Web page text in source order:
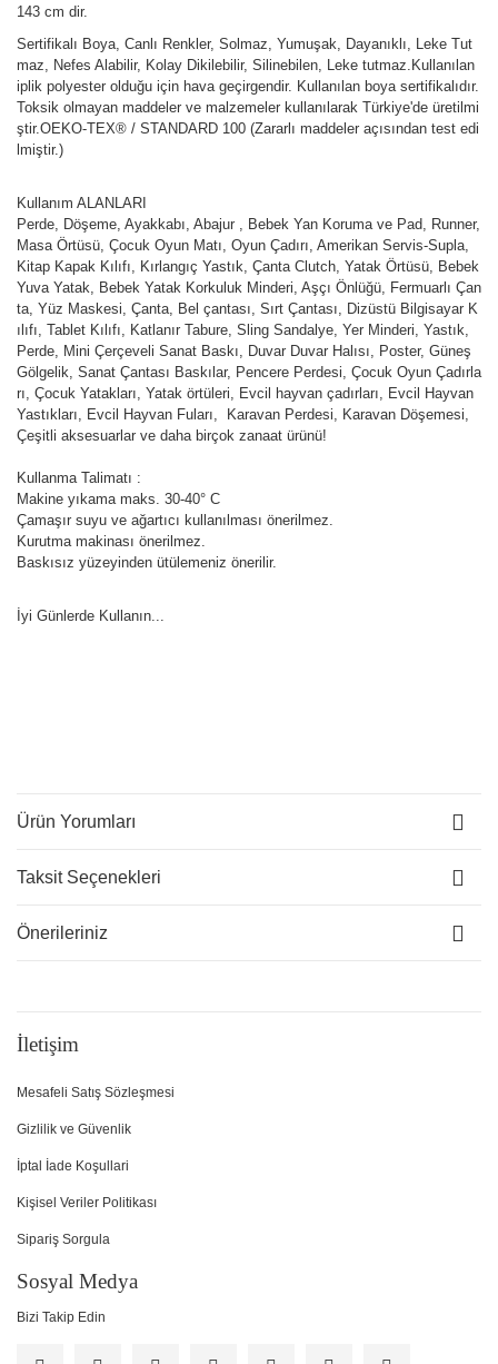
143 cm dir.
Sertifikalı Boya, Canlı Renkler, Solmaz, Yumuşak, Dayanıklı, Leke Tut
maz, Nefes Alabilir, Kolay Dikilebilir, Silinebilen, Leke tutmaz.Kullanılan
iplik polyester olduğu için hava geçirgendir. Kullanılan boya sertifikalıdır.
Toksik olmayan maddeler ve malzemeler kullanılarak Türkiye'de üretilmi
ştir.OEKO-TEX® / STANDARD 100 (Zararlı maddeler açısından test edi
lmiştir.)
Kullanım ALANLARI
Perde, Döşeme, Ayakkabı, Abajur , Bebek Yan Koruma ve Pad, Runner,
Masa Örtüsü, Çocuk Oyun Matı, Oyun Çadırı, Amerikan Servis-Supla,
Kitap Kapak Kılıfı, Kırlangıç Yastık, Çanta Clutch, Yatak Örtüsü, Bebek
Yuva Yatak, Bebek Yatak Korkuluk Minderi, Aşçı Önlüğü, Fermuarlı Çan
ta, Yüz Maskesi, Çanta, Bel çantası, Sırt Çantası, Dizüstü Bilgisayar K
ılıfı, Tablet Kılıfı, Katlanır Tabure, Sling Sandalye, Yer Minderi, Yastık,
Perde, Mini Çerçeveli Sanat Baskı, Duvar Duvar Halısı, Poster, Güneş
Gölgelik, Sanat Çantası Baskılar, Pencere Perdesi, Çocuk Oyun Çadırla
rı, Çocuk Yatakları, Yatak örtüleri, Evcil hayvan çadırları, Evcil Hayvan
Yastıkları, Evcil Hayvan Fuları, Karavan Perdesi, Karavan Döşemesi,
Çeşitli aksesuarlar ve daha birçok zanaat ürünü!
Kullanma Talimatı :
Makine yıkama maks. 30-40° C
Çamaşır suyu ve ağartıcı kullanılması önerilmez.
Kurutma makinası önerilmez.
Baskısız yüzeyinden ütülemeniz önerilir.
İyi Günlerde Kullanın...
Ürün Yorumları
Taksit Seçenekleri
Önerileriniz
İletişim
Mesafeli Satış Sözleşmesi
Gizlilik ve Güvenlik
İptal İade Koşullari
Kişisel Veriler Politikası
Sipariş Sorgula
Sosyal Medya
Bizi Takip Edin